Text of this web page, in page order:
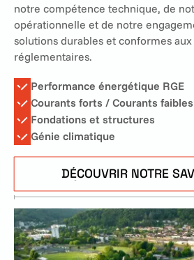
notre compétence technique, de
opérationnelle et de notre
solutions durables et conformes
réglementaires.
Performance énergétique RGE
Courants forts / Courants faibles
Fondations et structures
Génie climatique
DÉCOUVRIR NOTRE
DÉCOUVRIR NOTRE
FAIRE